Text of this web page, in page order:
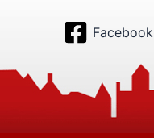
Facebook